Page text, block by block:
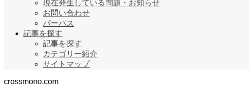
現在発生している問題・お知らせ
お問い合わせ
パーパス
記事を探す
記事を探す
カテゴリー紹介
サイトマップ
crossmono.com